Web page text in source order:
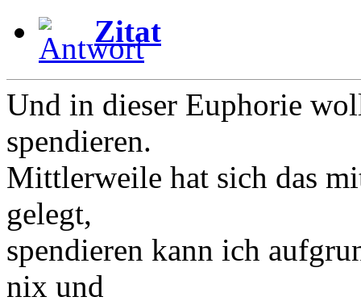
Zitat
Und in dieser Euphorie
spendieren.
Mittlerweile hat sich das
gelegt,
spendieren kann ich
nix und